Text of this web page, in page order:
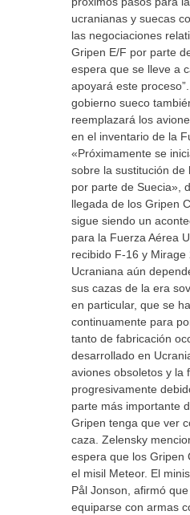
ucranianas y suecas
las negociaciones
Gripen E/F por parte
espera que se lleve a
apoyará este
gobierno sueco
reemplazará los
en el inventario de la
«Próximamente se
sobre la sustitución de
por parte de Suecia»,
llegada de los Gripen
sigue siendo un
para la Fuerza Aérea
recibido F-16 y Mirage
Ucraniana aún
sus cazas de la era
en particular, que se
continuamente para
tanto de fabricación
desarrollado en
aviones obsoletos y la
progresivamente
parte más importante
Gripen tenga que ver
caza. Zelensky
espera que los Gripen
el misil Meteor. El
Pål Jonson, afirmó
equiparse con armas